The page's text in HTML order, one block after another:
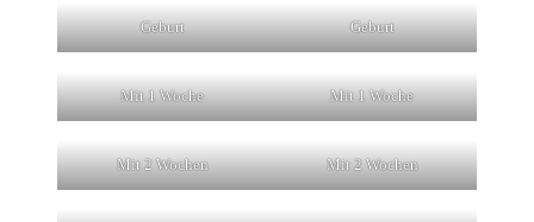
Geburt Geburt
Mit 1 Woche Mit 1 Woche
Mit 2 Wochen Mit 2 Wochen